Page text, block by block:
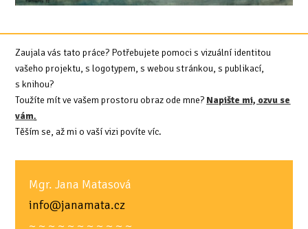
Zaujala vás tato práce? Potřebujete pomoci s vizuální identitou
vašeho projektu, s logotypem, s webou stránkou, s publikací,
s knihou?
Toužíte mít ve vašem prostoru obraz ode mne? Napište mi, ozvu se
vám.
Těším se, až mi o vaší vizi povíte víc.
Mgr. Jana Matasová
info@janamata.cz
~ ~ ~ ~ ~ ~ ~ ~ ~ ~ ~